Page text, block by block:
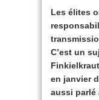
Les élites
C’est un
en janvier
aussi parlé